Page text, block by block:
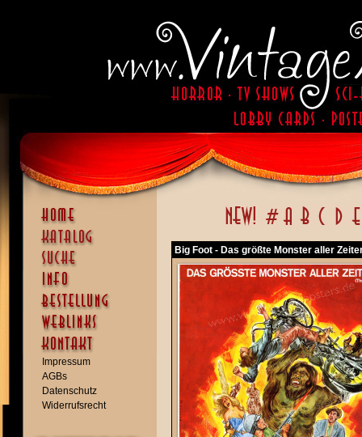
Impressum
AGBs
Datenschutz
Widerrufsrecht
Big Foot - Das größte Monster aller